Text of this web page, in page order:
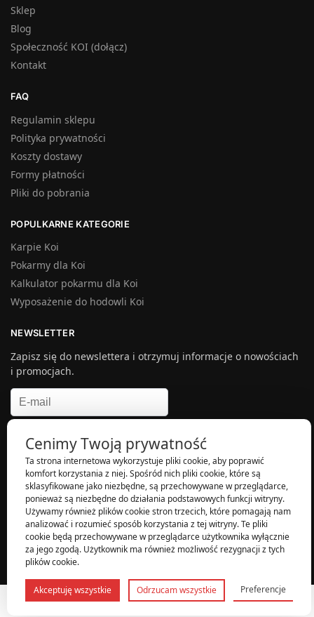
Sklep
Blog
Społeczność KOI (dołącz)
Kontakt
FAQ
Regulamin sklepu
Polityka prywatności
Koszty dostawy
Formy płatności
Pliki do pobrania
POPULKARNE KATEGORIE
Karpie Koi
Pokarmy dla Koi
Kalkulator pokarmu dla Koi
Wyposażenie do hodowli Koi
NEWSLETTER
Zapisz się do newslettera i otrzymuj informacje o nowościach
i promocjach.
© Koi Sklep| Wdrożenie:Sklepy internetowe Creative SEO
Cenimy Twoją prywatność
Ta strona internetowa wykorzystuje pliki cookie, aby poprawić
komfort korzystania z niej. Spośród nich pliki cookie, które są
sklasyfikowane jako niezbędne, są przechowywane w przeglądarce,
ponieważ są niezbędne do działania podstawowych funkcji witryny.
Używamy również plików cookie stron trzecich, które pomagają nam
analizować i rozumieć sposób korzystania z tej witryny. Te pliki
cookie będą przechowywane w przeglądarce użytkownika wyłącznie
za jego zgodą. Użytkownik ma również możliwość rezygnacji z tych
plików cookie.
Akceptuję wszystkie Odrzucam wszystkie Preferencje